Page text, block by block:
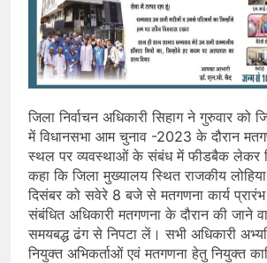
जिला निर्वाचन अधिकारी सिहाग ने गुरुवार को
में विधानसभा आम चुनाव -2023 के दौरान
स्थल पर व्यवस्थाओं के संबंध में फीडबैक लेकर
कहा कि जिला मुख्यालय स्थित राजकीय लोहिया
दिसंबर को सवेरे 8 बजे से मतगणना कार्य
संबंधित अधिकारी मतगणना के दौरान की जाने
समयबद्ध ढंग से निपटा लें। सभी अधिकारी
नियुक्त अभिकर्ताओं एवं मतगणना हेतु नियुक्त